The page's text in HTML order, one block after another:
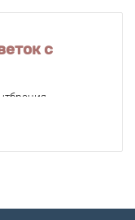
с
–
цветения